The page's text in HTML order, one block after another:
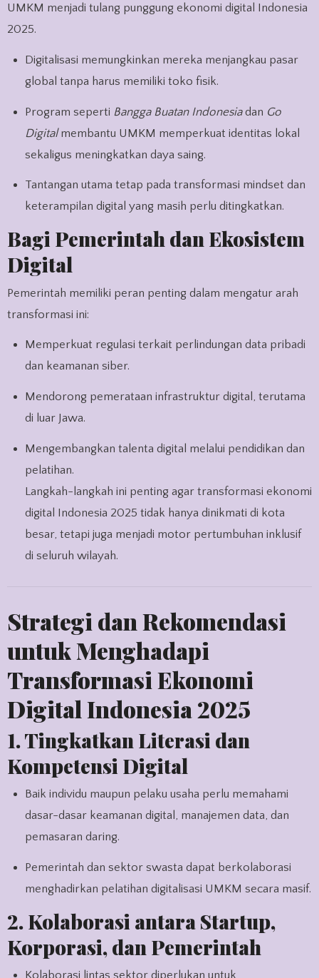
UMKM menjadi tulang punggung ekonomi digital Indonesia
2025.
Digitalisasi memungkinkan mereka menjangkau pasar
global tanpa harus memiliki toko fisik.
Program seperti Bangga Buatan Indonesiadan Go
Digitalmembantu UMKM memperkuat identitas lokal
sekaligus meningkatkan daya saing.
Tantangan utama tetap pada transformasi mindset dan
keterampilan digital yang masih perlu ditingkatkan.
Bagi Pemerintah dan Ekosistem
Digital
Pemerintah memiliki peran penting dalam mengatur arah
transformasi ini:
Memperkuat regulasi terkait perlindungan data pribadi
dan keamanan siber.
Mendorong pemerataan infrastruktur digital, terutama
di luar Jawa.
Mengembangkan talenta digital melalui pendidikan dan
pelatihan.
Langkah-langkah ini penting agar transformasi ekonomi
digital Indonesia 2025 tidak hanya dinikmati di kota
besar, tetapi juga menjadi motor pertumbuhan inklusif
di seluruh wilayah.
Strategi dan Rekomendasi
untuk Menghadapi
Transformasi Ekonomi
Digital Indonesia 2025
1. Tingkatkan Literasi dan
Kompetensi Digital
Baik individu maupun pelaku usaha perlu memahami
dasar-dasar keamanan digital, manajemen data, dan
pemasaran daring.
Pemerintah dan sektor swasta dapat berkolaborasi
menghadirkan pelatihan digitalisasi UMKM secara masif.
2. Kolaborasi antara Startup,
Korporasi, dan Pemerintah
Kolaborasi lintas sektor diperlukan untuk